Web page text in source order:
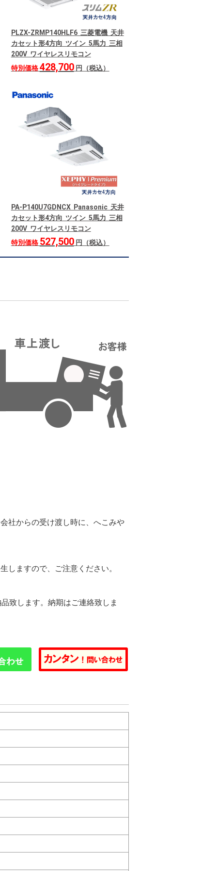
PLZX-ZRMP140HLF6 三菱電機 天井
カセット形4方向 ツイン 5馬力 三相
200V ワイヤレスリモコン
特別価格428,700円（税込）
PA-P140U7GDNCX Panasonic 天井
カセット形4方向 ツイン 5馬力 三相
200V ワイヤレスリモコン
特別価格 527,500円（税込）
社からの受け渡し時に、へこみや
しますので、ご注意ください。
致します。納期はご連絡致しま